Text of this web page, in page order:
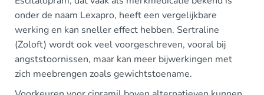
onder de naam Lexapro, heeft een vergelijkbare
werking en kan sneller effect hebben. Sertraline
(Zoloft) wordt ook veel voorgeschreven, vooral bij
angststoornissen, maar kan meer bijwerkingen met
zich meebrengen zoals gewichtstoename.